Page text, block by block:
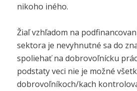
nikoho iného.
Žiaľ vzhľadom na
sektora je nevyhnutné sa do
spoliehať na dobrovoľnícku
podstaty veci nie je možné
dobrovoľníkoch/kach